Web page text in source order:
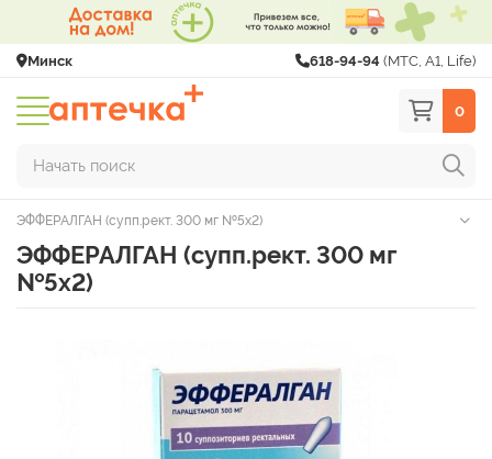
Минск 618-94-94 (МТС, A1, Life)
0
Начать поиск
ЭФФЕРАЛГАН (супп.рект. 300 мг №5х2)
ЭФФЕРАЛГАН (супп.рект. 300 мг
№5х2)